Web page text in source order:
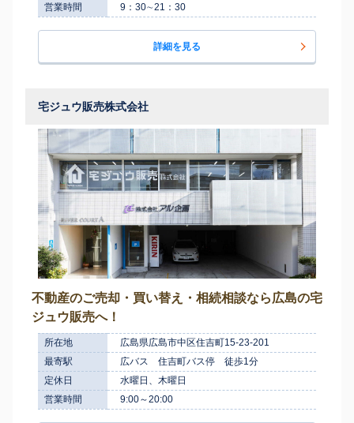
営業時間
9：30∼21：30
詳細を見る
宅ジュウ販売株式会社
不動産のご売却・買い替え・相続相談なら広島の宅
ジュウ販売へ！
所在地
広島県広島市中区住吉町15-23-201
最寄駅
広バス 住吉町バス停 徒歩1分
定休日
水曜日、木曜日
営業時間
9:00～20:00